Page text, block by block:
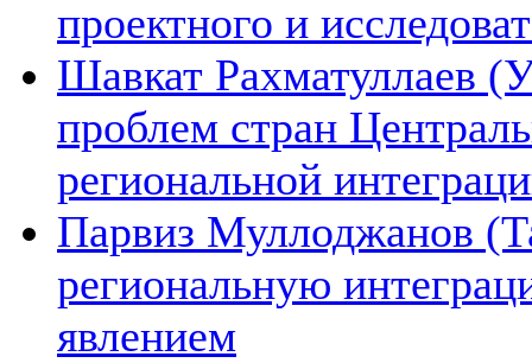
проектного и
Шавкат Рахматуллаев
проблем стран
региональной
Парвиз Муллоджанов
региональную
явлением